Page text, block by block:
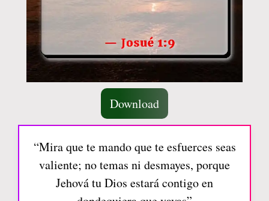
Download
“Mira que te mando que te esfuerces seas
valiente; no temas ni desmayes, porque
Jehová tu Dios estará contigo en